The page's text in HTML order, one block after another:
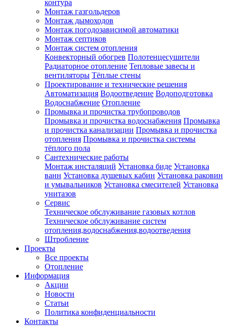
контура
Монтаж газгольдеров
Монтаж дымоходов
Монтаж погодозависимой автоматики
Монтаж септиков
Монтаж систем отопления
Конвекторный обогрев Полотенцесушители
Радиаторное отопление Тепловые завесы и
вентиляторы Тёплые стены
Проектирование и технические решения
Автоматизация Водоотведение Водоподготовка
Водоснабжение Отопление
Промывка и прочистка трубопроводов
Промывка и прочистка водоснабжения Промывка
и прочистка канализации Промывка и прочистка
отопления Промывка и прочистка системы
тёплого пола
Сантехнические работы
Монтаж инсталяций Установка биде Установка
ванн Установка душевых кабин Установка раковин
и умывальников Установка смесителей Установка
унитазов
Сервис
Техническое обслуживание газовых котлов
Техническое обслуживание систем
отопления,водоснабжения,водоотведения
Штробление
Проекты
Все проекты
Отопление
Информация
Акции
Новости
Статьи
Политика конфиденциальности
Контакты